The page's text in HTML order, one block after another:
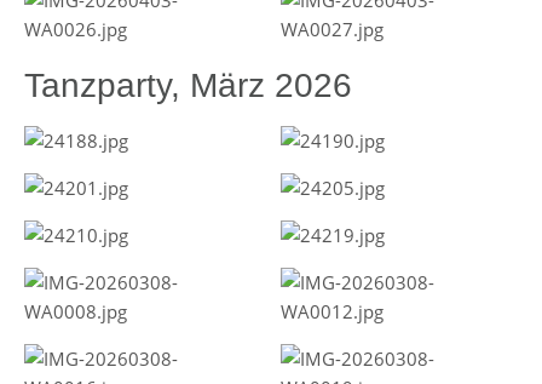
Tanzparty, März 2026